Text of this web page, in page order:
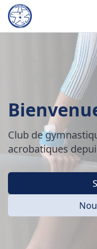
Club de
acrobatiques